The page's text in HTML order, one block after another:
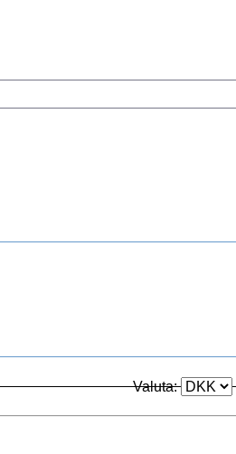
Valuta: